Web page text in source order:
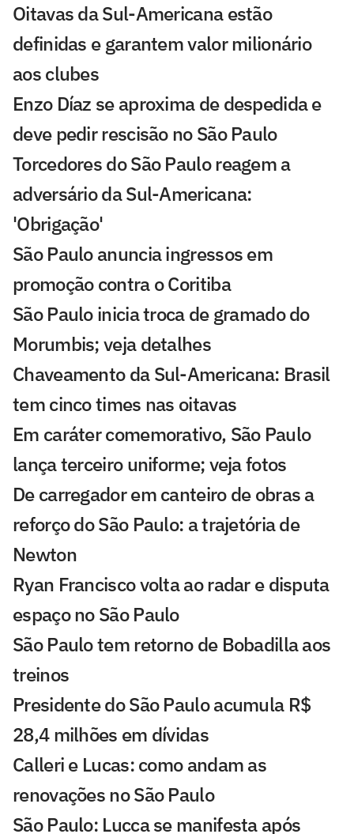
Oitavas da Sul-Americana estão
definidas e garantem valor milionário
aos clubes
Enzo Díaz se aproxima de despedida e
deve pedir rescisão no São Paulo
Torcedores do São Paulo reagem a
adversário da Sul-Americana:
'Obrigação'
São Paulo anuncia ingressos em
promoção contra o Coritiba
São Paulo inicia troca de gramado do
Morumbis; veja detalhes
Chaveamento da Sul-Americana: Brasil
tem cinco times nas oitavas
Em caráter comemorativo, São Paulo
lança terceiro uniforme; veja fotos
De carregador em canteiro de obras a
reforço do São Paulo: a trajetória de
Newton
Ryan Francisco volta ao radar e disputa
espaço no São Paulo
São Paulo tem retorno de Bobadilla aos
treinos
Presidente do São Paulo acumula R$
28,4 milhões em dívidas
Calleri e Lucas: como andam as
renovações no São Paulo
São Paulo: Lucca se manifesta após